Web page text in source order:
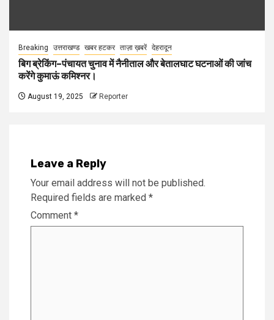
Breaking उत्तराखण्ड खबर हटकर ताज़ा ख़बरें देहरादून
बिग ब्रेकिंग–पंचायत चुनाव में नैनीताल और बेतालघाट घटनाओं की जांच
करेंगे कुमाऊं कमिश्नर।
August 19, 2025 Reporter
Leave a Reply
Your email address will not be published.
Required fields are marked *
Comment *